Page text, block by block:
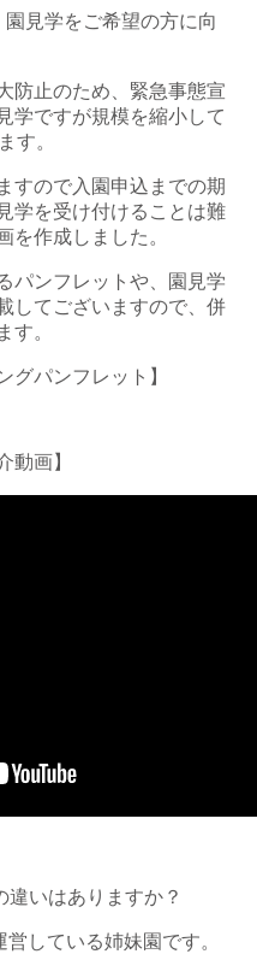
見学をご希望の方に向
防止のため、緊急事態宣
学ですが規模を縮小して
す。
すので入園申込までの期
学を受け付けることは難
を作成しました。
パンフレットや、園見学
してございますので、併
す。
グパンフレット】
動画】
いはありますか？
している姉妹園です。